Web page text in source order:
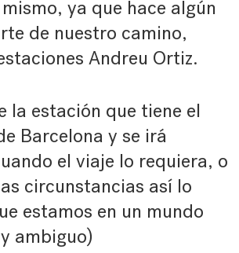
ya que hace algún
de nuestro camino,
Andreu Ortiz.
la estación que tiene el
Barcelona y se irá
el viaje lo requiera, o
circunstancias así lo
estamos en un mundo
ambiguo)